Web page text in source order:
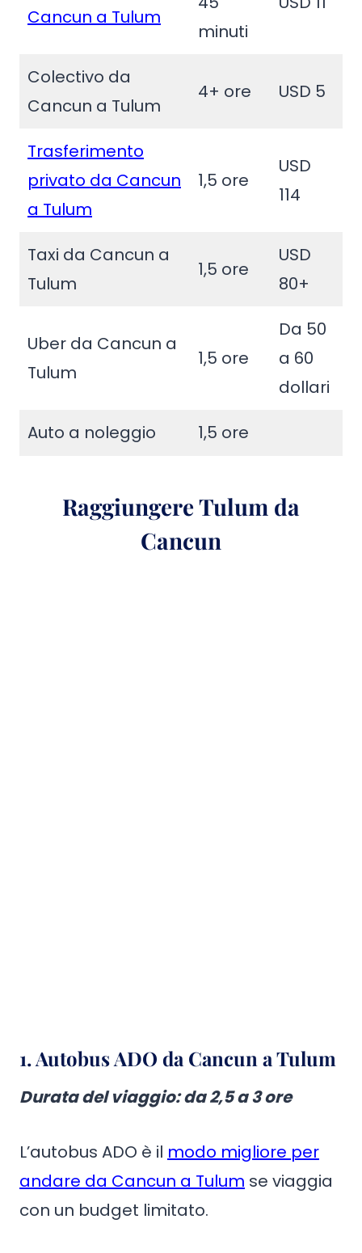
Cancun a Tulum
minuti
Colectivo da
Cancun a Tulum
4+ ore USD 5
Trasferimento
privato da Cancun
a Tulum
1,5 ore
USD
114
Taxi da Cancun a
Tulum
1,5 ore
USD
80+
Uber da Cancun a
Tulum
1,5 ore
Da 50
a 60
dollari
Auto a noleggio
1,5 ore
Raggiungere Tulum da
Cancun
1.Autobus ADO da Cancun a Tulum
Durata del viaggio: da 2,5 a 3 ore
L’autobus ADO è il modo migliore per
andare da Cancun a Tulum se viaggia
con un budget limitato.